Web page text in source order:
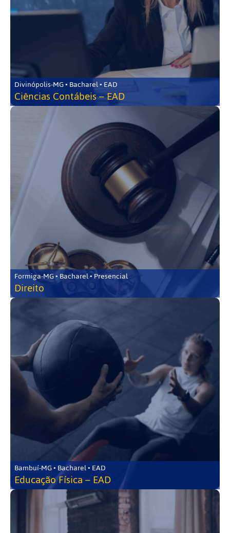
Divinópolis-MG • Bacharel • EAD
Ciências Contábeis – EAD
Formiga-MG • Bacharel • Presencial
Direito
Bambuí-MG • Bacharel • EAD
Educação Física – EAD